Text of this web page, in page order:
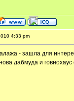
4:33 pm
- зашла для
дабмуда и